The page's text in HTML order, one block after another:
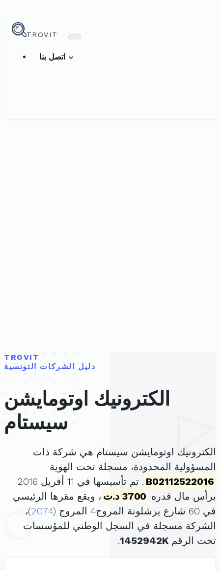
TROVIT
TROVIT
دليل الشركات التونسية
الكترونيك اوتومايشن
سيستام
الكترونيك اوتومايشن سيستام هي شركة ذات
المسؤولية المحدودة، مسجلة تحت الهوية
B02112522016
. تم تأسيسها في 11 أفريل 2016
برأس مال قدره 3700 د.ت
، ويقع مقرها الرئيسي
في 60 شارع برشلونة المروج4 المروج (
2074)،
الشركة مسجلة في السجل الوطني للمؤسسات
تحت الرقم 1452942K
.